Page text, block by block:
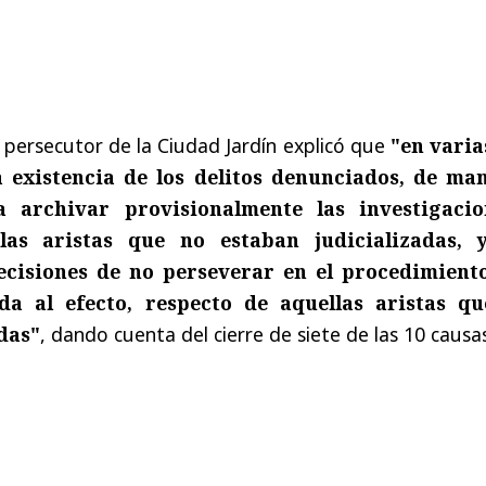
de la Ciudad Jardín explicó que "en
existencia de los delitos denunciados, de
archivar provisionalmente las
aristas que no estaban judicializadas,
de no perseverar en el
al efecto, respecto de aquellas aristas
, dando cuenta del cierre de siete de las 10